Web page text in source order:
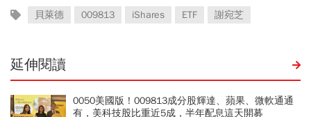
貝萊德 009813 iShares ETF 謝宛芝
延伸閱讀
0050美國版！009813成分股輝達、蘋果、微軟通通
有，美科技股比重近5成，半年配息這天開募